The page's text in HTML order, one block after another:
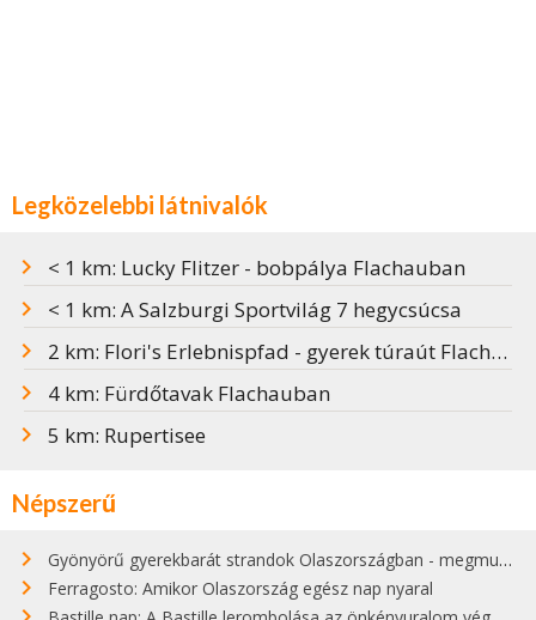
Legközelebbi látnivalók
< 1 km: Lucky Flitzer - bobpálya Flachauban
< 1 km: A Salzburgi Sportvilág 7 hegycsúcsa
2 km: Flori's Erlebnispfad - gyerek túraút Flachauban
4 km: Fürdőtavak Flachauban
5 km: Rupertisee
Népszerű
Gyönyörű gyerekbarát strandok Olaszországban - megmutatjuk a 15 legjobbat
Ferragosto: Amikor Olaszország egész nap nyaral